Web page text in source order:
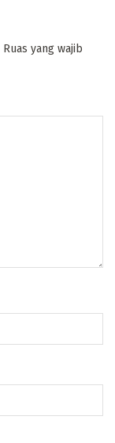
Ruas yang wajib